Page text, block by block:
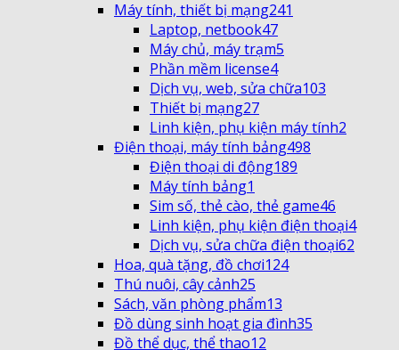
Máy tính, thiết bị mạng241
Laptop, netbook47
Máy chủ, máy trạm5
Phần mềm license4
Dịch vụ, web, sửa chữa103
Thiết bị mạng27
Linh kiện, phụ kiện máy tính2
Điện thoại, máy tính bảng498
Điện thoại di động189
Máy tính bảng1
Sim số, thẻ cào, thẻ game46
Linh kiện, phụ kiện điện thoại4
Dịch vụ, sửa chữa điện thoại62
Hoa, quà tặng, đồ chơi124
Thú nuôi, cây cảnh25
Sách, văn phòng phẩm13
Đồ dùng sinh hoạt gia đình35
Đồ thể dục, thể thao12